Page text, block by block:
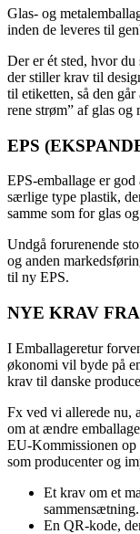
Glas- og
inden de leveres til
Der er ét sted, hvor
der stiller krav til
til etiketten, så den
rene strøm” af glas og
EPS
EPS-emballage er
særlige type plastik,
samme som for glas
Undgå forurenende
og anden
til ny EPS.
NYE KRAV
I Emballageretur
økonomi vil byde på
krav til danske
Fx ved vi allerede nu,
om at ændre
EU-Kommissionen op
som producenter og
Et krav om et
sammensætning.
En QR-kode,